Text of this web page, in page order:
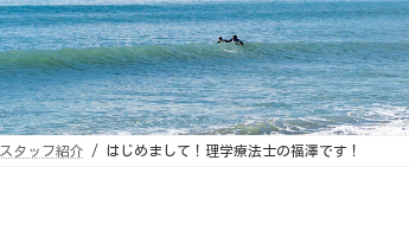
スタッフ紹介 はじめまして！理学療法士の福澤です！